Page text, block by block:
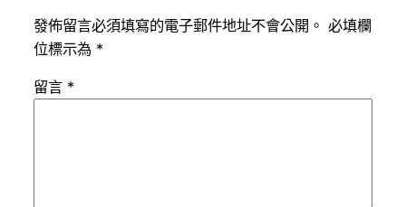
發佈留言必須填寫的電子郵件地址不會公開。 必填欄
位標示為 *
留言 *